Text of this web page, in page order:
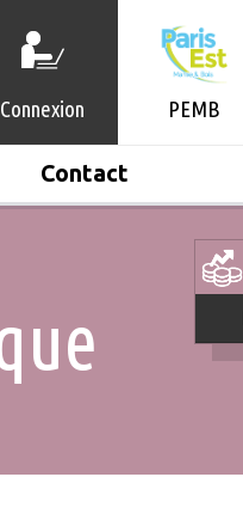
Connexion PEMB
Contact